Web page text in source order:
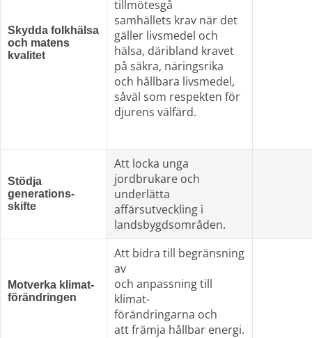
Skydda folkhälsa
och matens
kvalitet
tillmötesgå
samhällets krav när det
gäller livsmedel och
hälsa, däribland kravet
på säkra, näringsrika
och hållbara livsmedel,
såväl som respekten för
djurens välfärd.
Stödja
generations-
skifte
Att locka unga
jordbrukare och
underlätta
affärsutveckling i
landsbygdsområden.
Motverka klimat-
förändringen
Att bidra till begränsning
av
och anpassning till
klimat-
förändringarna och
att främja hållbar energi.